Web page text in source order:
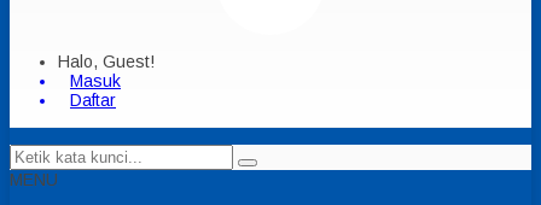
Halo, Guest!
Masuk
Daftar
MENU